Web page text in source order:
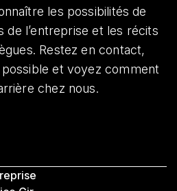
les possibilités de
de l’entreprise et les récits
Restez en contact,
et voyez comment
chez nous.